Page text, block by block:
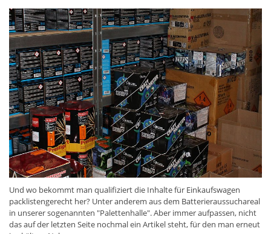
nun einem normalen Jahresendverkauf nichts mehr im Wege steht,
war erst in der zweiten Dezemberhälfte. Foto: Klassischer
Einkaufswagen, Funke, Funke, Funke....
Und wo bekommt man qualifiziert die Inhalte für Einkaufswagen
packlistengerecht her? Unter anderem aus dem Batterieraussuchareal
in unserer sogenannten "Palettenhalle". Aber immer aufpassen, nicht
das auf der letzten Seite nochmal ein Artikel steht, für den man erneut